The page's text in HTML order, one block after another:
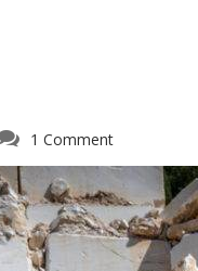
1 Comment